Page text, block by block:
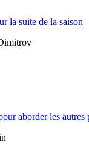
la suite de la saison
aborder les autres